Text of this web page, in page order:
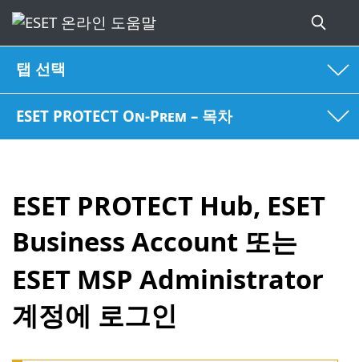
탭 선택
ESET PROTECT On-Prem – 목차
ESET PROTECT Hub, ESET
Business Account 또는
ESET MSP Administrator
계정에 로그인